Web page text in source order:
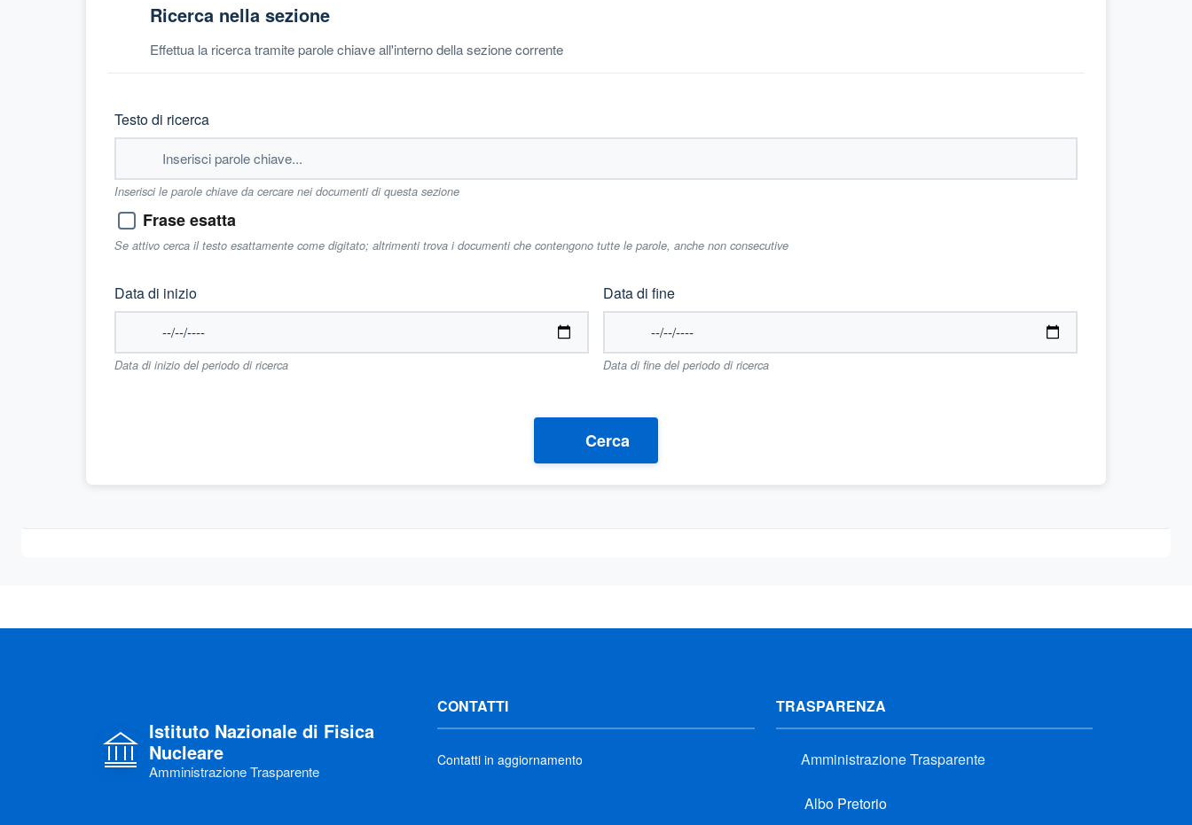
Ricerca nella sezione
Effettua la ricerca tramite parole chiave all'interno della sezione corrente
Testo di ricerca
Inserisci le parole chiave da cercare nei documenti di questa sezione
Frase esatta
Se attivo cerca il testo esattamente come digitato; altrimenti trova i documenti che contengono tutte le parole, anche non consecutive
Data di inizio
Data di inizio del periodo di ricerca
Data di fine
Data di fine del periodo di ricerca
Cerca
Istituto Nazionale di Fisica
Nucleare
Amministrazione Trasparente
CONTATTI
Contatti in aggiornamento
TRASPARENZA
Amministrazione Trasparente
Albo Pretorio